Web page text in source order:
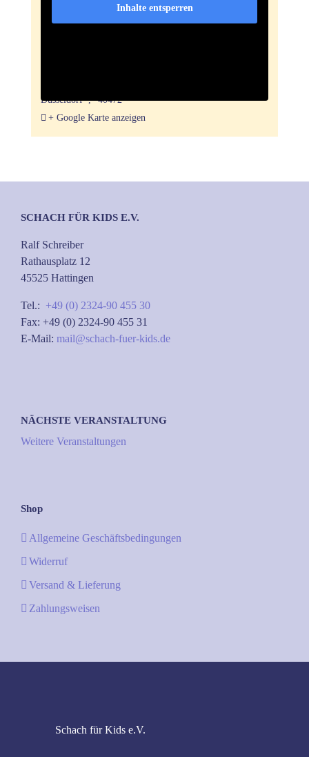
Düsseldorf,
40472
+ Google Karte anzeigen
Inhalte entsperren
SCHACH FÜR KIDS E.V.
Ralf Schreiber
Rathausplatz 12
45525 Hattingen
Tel.: +49 (0) 2324-90 455 30
Fax: +49 (0) 2324-90 455 31
E-Mail: mail@schach-fuer-kids.de
NÄCHSTE VERANSTALTUNG
Weitere Veranstaltungen
Shop
Allgemeine Geschäftsbedingungen
Widerruf
Versand & Lieferung
Zahlungsweisen
Schach für Kids e.V.